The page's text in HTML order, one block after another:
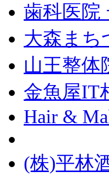
歯科医院
大森まち
山王整体
金魚屋IT
Hair &
(株)平林